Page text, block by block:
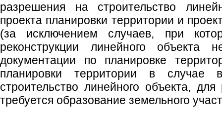
разрешения на строительство
проекта планировки территории и
(за исключением случаев, при
реконструкции линейного объекта
документации по планировке
планировки территории в случае
строительство линейного объекта,
требуется образование земельного